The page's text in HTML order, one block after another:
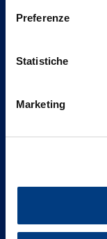
Preferenze
Statistiche
Marketing